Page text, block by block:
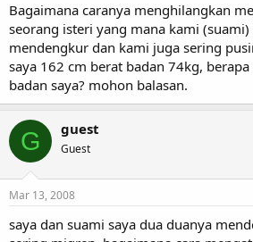
Bagaimana caranya menghilangkan
seorang isteri yang mana kami
mendengkur dan kami juga sering
saya 162 cm berat badan 74kg,
badan saya? mohon balasan.
G guest
Guest
Mar 13, 2008
saya dan suami saya dua duanya